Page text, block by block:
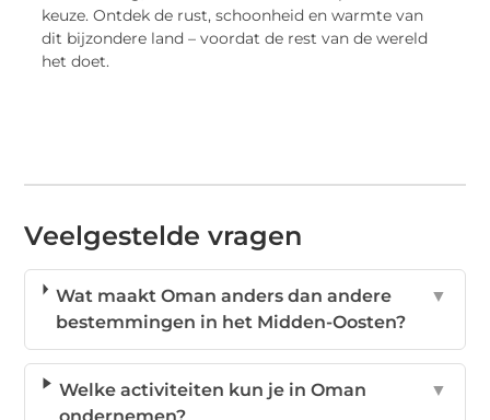
keuze. Ontdek de rust, schoonheid en warmte van
dit bijzondere land – voordat de rest van de wereld
het doet.
Veelgestelde vragen
Wat maakt Oman anders dan andere
bestemmingen in het Midden-Oosten?
▼
Welke activiteiten kun je in Oman
▼